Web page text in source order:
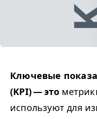
Ключевые
(KPI) — это
используют для